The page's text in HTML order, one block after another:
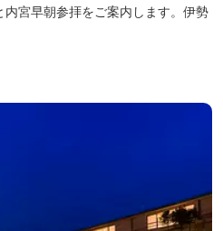
宮早朝参拝をご案内します。伊勢